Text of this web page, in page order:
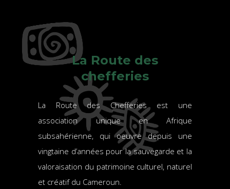
La Route des
chefferies
La Route des Chefferies est une
association unique en Afrique
subsahérienne, qui oeuvre depuis une
vingtaine d’années pour la sauvegarde et la
valoraisation du patrimoine culturel, naturel
et créatif du Cameroun.